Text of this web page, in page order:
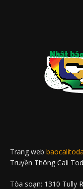
Trang web
Truyền Thông Cali
Tòa soạn: 1310 Tully